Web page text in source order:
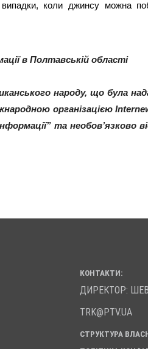
коли джинсу можна
в Полтавській області
народу, що була
організацією
та необов’язково
КОНТАКТИ:
ДИРЕКТОР:
TRK@PTV.UA
СТРУКТУРА